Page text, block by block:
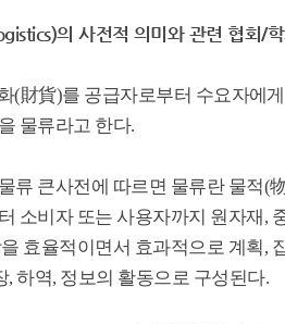
의 사전적 의미와 관련 협회/학
(財貨)를 공급자로부터 수요자에
물류라고 한다.
류 큰사전에 따르면 물류란 물적(
소비자 또는 사용자까지 원자재,
효율적이면서 효과적으로 계획,
하역, 정보의 활동으로 구성된다.